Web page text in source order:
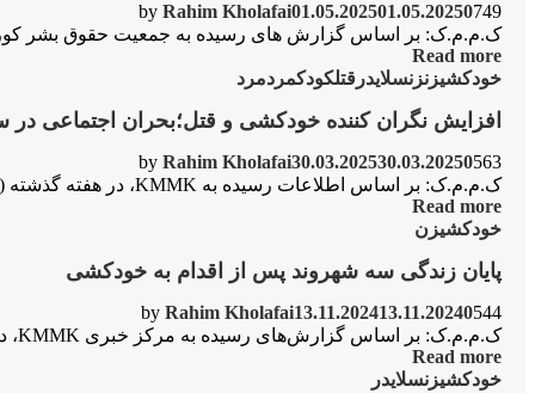
by Rahim Kholafai01.05.202501.05.20250749
ک.م.م.ک: بر اساس گزارش های رسیده به جمعیت حقوق بشر کوردستان در هفته‌ای که گذشت
Read more
خودکشیزنزنسلایدر قتلکودکمردمرد
افزایش نگران کننده خودکشی و قتل؛بحران اجتماعی
by Rahim Kholafai30.03.202530.03.20250563
ک.م.م.ک: بر اساس اطلاعات رسیده به KMMK، در هفته گذشته (۲۳ تا ۳۰ مارس ٢٠٢٥ / ۴ تا ۱۰ فروردین١٤٠٤)، آمار خودکشی و قتل در...
Read more
خودکشیزن
پایان زندگی سه شهروند پس از اقدام به خودکشی
by Rahim Kholafai13.11.202413.11.20240544
ک.م.م.ک: بر اساس گزارش‌های رسیده بە مرکز خبری KMMK، در طی چندین روز گذشته سه شهروند زن با اسامی زهرا حیدری ۳۵ ساله اهل کرماشان،...
Read more
خودکشیزنسلایدر